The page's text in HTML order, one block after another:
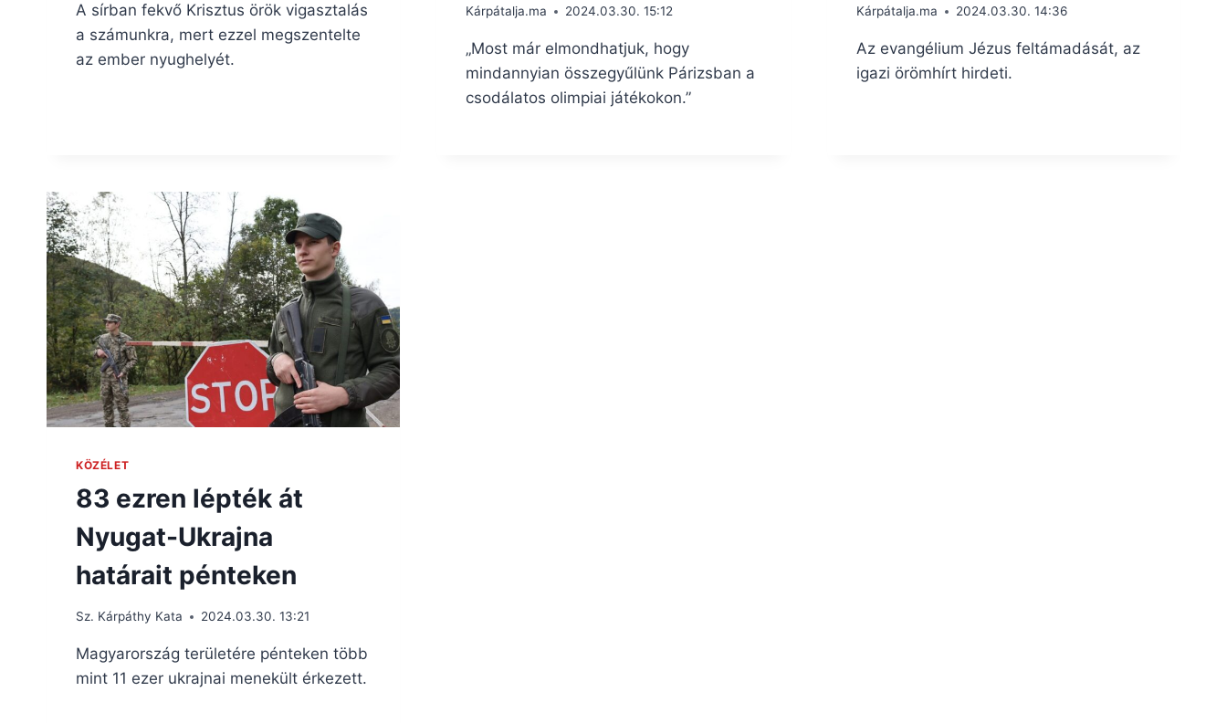
A sírban fekvő Krisztus örök vigasztalás
a számunkra, mert ezzel megszentelte
az ember nyughelyét.
Kárpátalja.ma 2024.03.30. 15:12
„Most már elmondhatjuk, hogy
mindannyian összegyűlünk Párizsban a
csodálatos olimpiai játékokon.”
Kárpátalja.ma 2024.03.30. 14:36
Az evangélium Jézus feltámadását, az
igazi örömhírt hirdeti.
KÖZÉLET
83 ezren lépték át
Nyugat-Ukrajna
határait pénteken
Sz. Kárpáthy Kata 2024.03.30. 13:21
Magyarország területére pénteken több
mint 11 ezer ukrajnai menekült érkezett.